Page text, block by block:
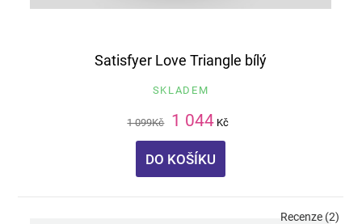
Satisfyer Love Triangle bílý
SKLADEM
1 099Kč 1 044 Kč
DO KOŠÍKU
Recenze (2)